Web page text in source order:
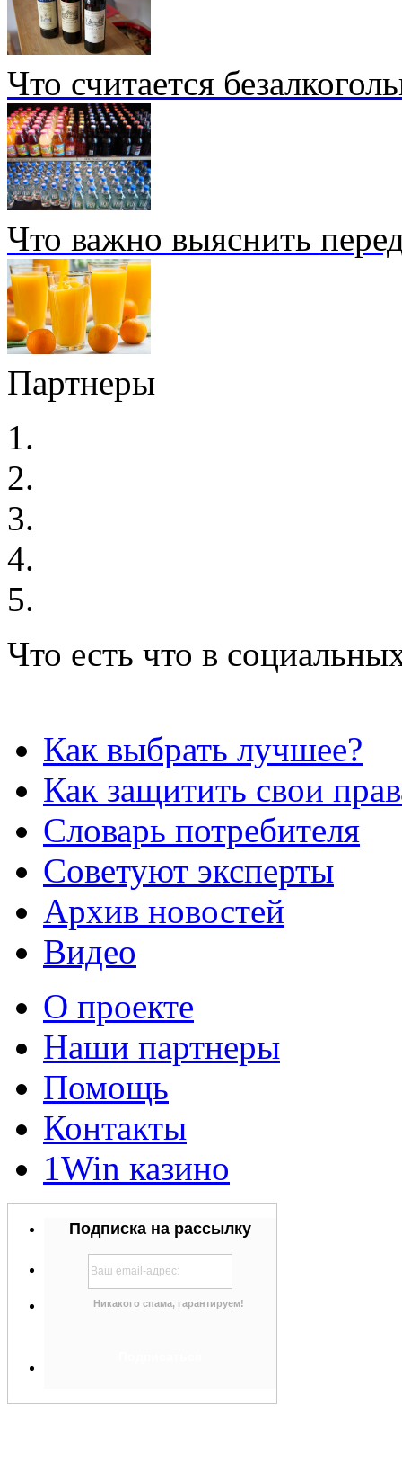
Что считается
Что важно выяснить
Партнеры
Что есть что в
Как выбрать лучшее?
Как защитить свои
Словарь потребителя
Советуют эксперты
Архив новостей
Видео
О проекте
Наши партнеры
Помощь
Контакты
1Win казино
Подписка на рассылку
Никакого спама, гарантируем!